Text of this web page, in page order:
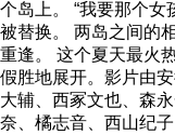
岛上。 “我要那个女
替换。 两岛之间的
逢。 这个夏天最火
胜地展开。影片由安
辅、西冢文也、森
、橘志音、西山纪子